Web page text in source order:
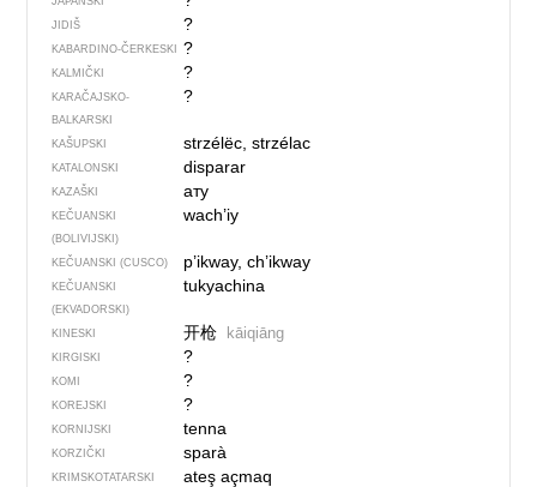
JIDIŠ ?
KABARDINO-ČERKESKI ?
KALMIČKI ?
KARAČAJSKO-
BALKARSKI
?
KAŠUPSKI strzélëc, strzélac
KATALONSKI disparar
KAZAŠKI ату
KEČUANSKI
(BOLIVIJSKI)
wach’iy
KEČUANSKI (CUSCO) p’ikway, ch’ikway
KEČUANSKI
(EKVADORSKI)
tukyachina
KINESKI 开枪 kāiqiāng
KIRGISKI ?
KOMI ?
KOREJSKI ?
KORNIJSKI tenna
KORZIČKI sparà
KRIMSKOTATARSKI ateş açmaq